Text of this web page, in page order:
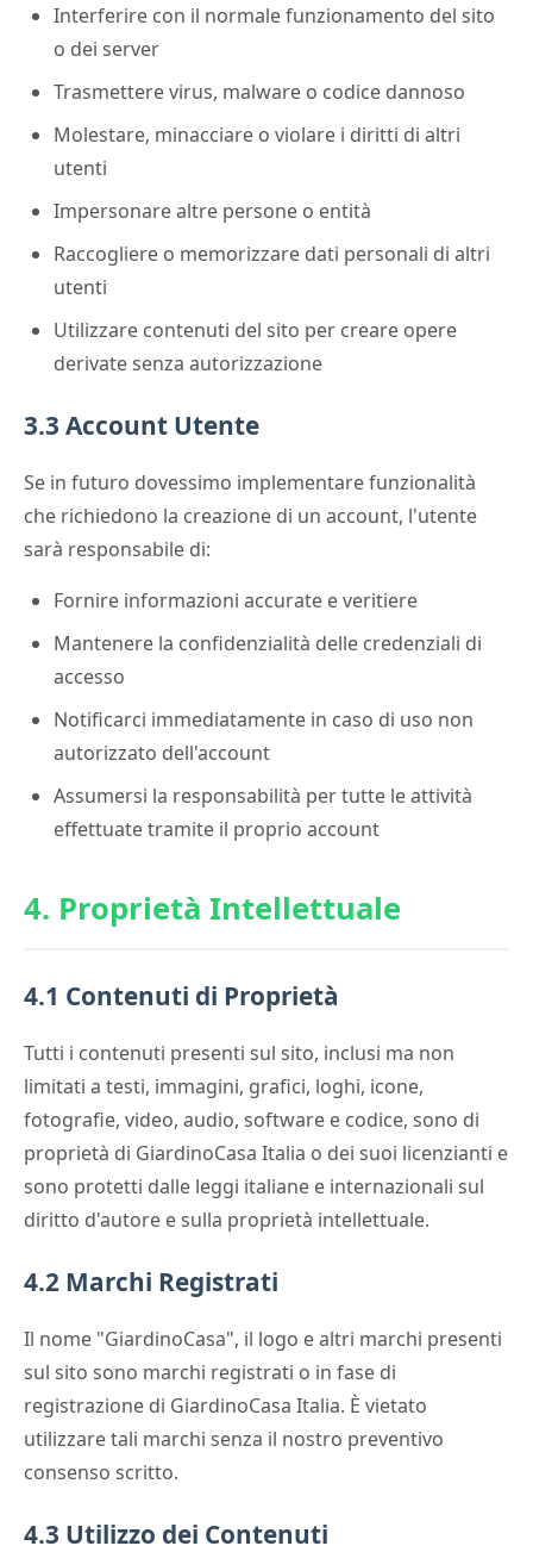
Interferire con il normale funzionamento del sito
o dei server
Trasmettere virus, malware o codice dannoso
Molestare, minacciare o violare i diritti di altri
utenti
Impersonare altre persone o entità
Raccogliere o memorizzare dati personali di altri
utenti
Utilizzare contenuti del sito per creare opere
derivate senza autorizzazione
3.3 Account Utente
Se in futuro dovessimo implementare funzionalità
che richiedono la creazione di un account, l'utente
sarà responsabile di:
Fornire informazioni accurate e veritiere
Mantenere la confidenzialità delle credenziali di
accesso
Notificarci immediatamente in caso di uso non
autorizzato dell'account
Assumersi la responsabilità per tutte le attività
effettuate tramite il proprio account
4. Proprietà Intellettuale
4.1 Contenuti di Proprietà
Tutti i contenuti presenti sul sito, inclusi ma non
limitati a testi, immagini, grafici, loghi, icone,
fotografie, video, audio, software e codice, sono di
proprietà di GiardinoCasa Italia o dei suoi licenzianti e
sono protetti dalle leggi italiane e internazionali sul
diritto d'autore e sulla proprietà intellettuale.
4.2 Marchi Registrati
Il nome "GiardinoCasa", il logo e altri marchi presenti
sul sito sono marchi registrati o in fase di
registrazione di GiardinoCasa Italia. È vietato
utilizzare tali marchi senza il nostro preventivo
consenso scritto.
4.3 Utilizzo dei Contenuti